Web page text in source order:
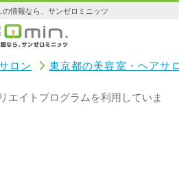
の情報なら、サンゼロミニッツ
ロン 東京都の美容室・ヘアサ
エイトプログラムを利用していま